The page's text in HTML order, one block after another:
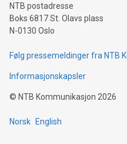
NTB postadresse
Boks 6817 St. Olavs plass
N-0130 Oslo
Følg pressemeldinger fra NTB
Informasjonskapsler
© NTB Kommunikasjon 2026
Norsk English